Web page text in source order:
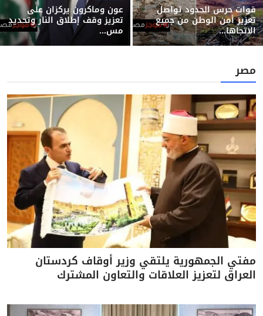
قوات حرس الحدود تواصل
تعزيز أمن الوطن من جميع
الاتجاها...
عون وماكرون يركزان على
تعزيز وقف إطلاق النار وتحديد
مس...
مصر
مفتي الجمهورية يلتقي وزير أوقاف كردستان
العراق لتعزيز العلاقات والتعاون المشترك